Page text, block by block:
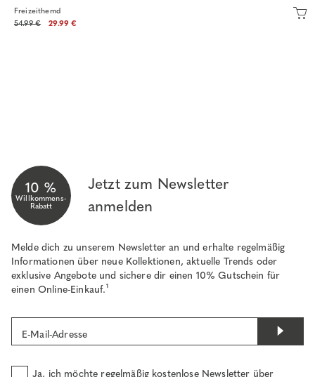
Freizeithemd
54.99 €
29.99 €
10 %
Willkommens-
Rabatt
Jetzt zum Newsletter
anmelden
Melde dich zu unserem Newsletter an und erhalte regelmäßig
Informationen über neue Kollektionen, aktuelle Trends oder
exklusive Angebote und sichere dir einen 10% Gutschein für
einen Online-Einkauf.¹
E-Mail-Adresse
Ja, ich möchte regelmäßig kostenlose Newsletter über